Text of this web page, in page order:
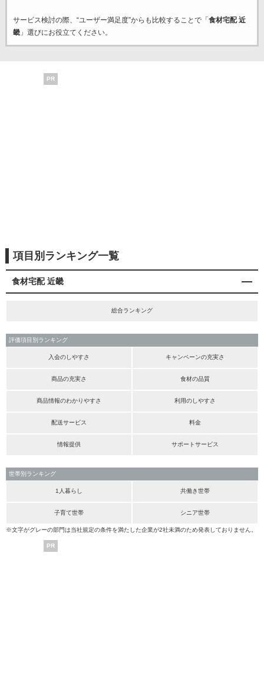
サービス検討の際、“ユーザー満足度”からも比較することで「 食材宅配 近
畿」選びにお役立てください。
PR
項目別ランキング一覧
食材宅配 近畿
総合ランキング
評価項目別ランキング
入会のしやすさ キャンペーンの充実さ
商品の充実さ 食材の品質
商品情報のわかりやすさ 利用のしやすさ
配送サービス 料金
情報提供 サポートサービス
世帯別ランキング
1人暮らし 共働き世帯
子育て世帯 シニア世帯
※文字がグレーの部門は当社規定の条件を満たした企業が2社未満のため発表しておりません。
PR